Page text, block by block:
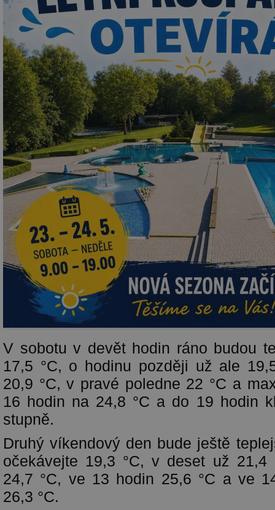
V sobotu v devět hodin ráno budou
17,5 °C, o hodinu později už ale
20,9 °C, v pravé poledne 22 °C a
16 hodin na 24,8 °C a do 19 hodin
stupně.
Druhý víkendový den bude ještě
očekávejte 19,3 °C, v deset už 21,4
24,7 °C, ve 13 hodin 25,6 °C a ve
26,3 °C.